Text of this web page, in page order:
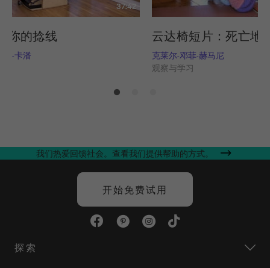
37:42
你的捻线
里-卡潘
云达椅短片：死亡地
克莱尔-邓菲-赫马尼
观察与学习
我们热爱回馈社会。查看我们提供帮助的方式。
开始免费试用
探索